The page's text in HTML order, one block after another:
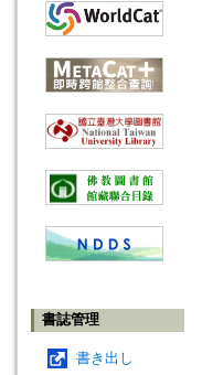
書誌管理
書き出し